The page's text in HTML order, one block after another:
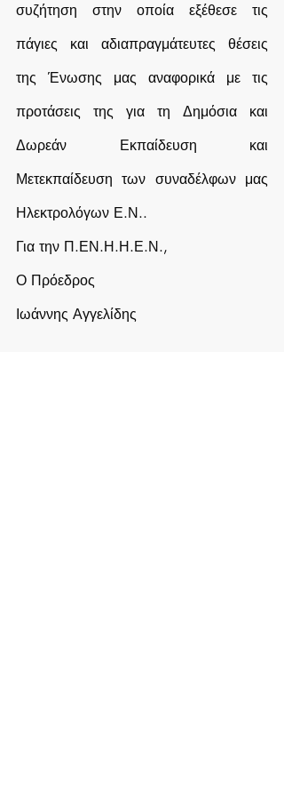
συζήτηση στην οποία εξέθεσε τις
πάγιες και αδιαπραγμάτευτες θέσεις
της Ένωσης μας αναφορικά με τις
προτάσεις της για τη Δημόσια και
Δωρεάν Εκπαίδευση και
Μετεκπαίδευση των συναδέλφων μας
Ηλεκτρολόγων Ε.Ν..
Για την Π.ΕΝ.Η.Η.Ε.Ν.,
Ο Πρόεδρος
Ιωάννης Αγγελίδης